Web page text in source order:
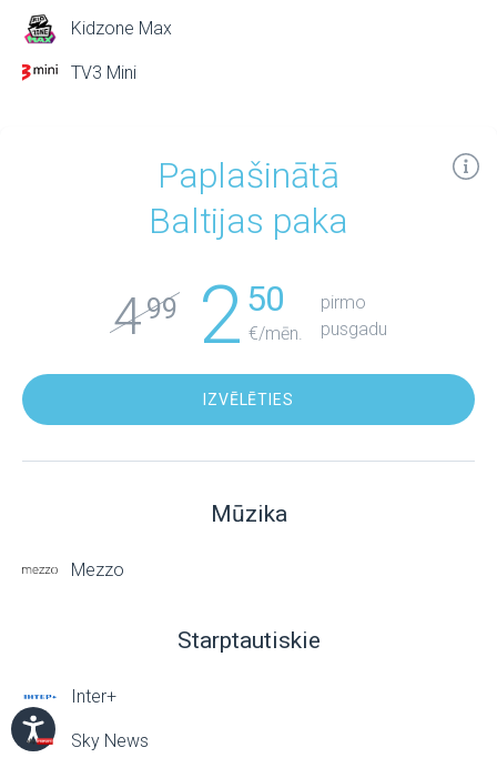
Kidzone Max
TV3 Mini
Paplašinātā
Baltijas paka
499 2 50
€/mēn.
pirmo
pusgadu
IZVĒLĒTIES
Mūzika
Mezzo
Starptautiskie
Inter+
Sky News